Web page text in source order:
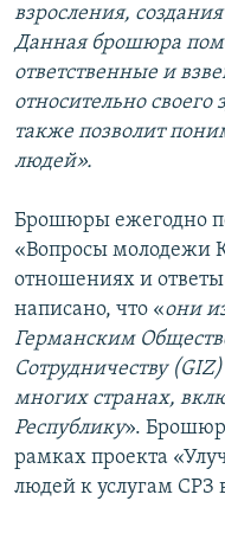
взросления,
Данная брошюра
ответственные и
относительно своего
также позволит
людей».
Брошюры ежегодно
«Вопросы молодежи
отношениях и
написано, что «они
Германским
Сотрудничеству
многих странах,
Республику».
рамках проекта
людей к услугам СРЗ